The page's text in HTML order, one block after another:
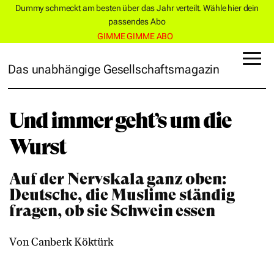
Dummy schmeckt am besten über das Jahr verteilt. Wähle hier dein
passendes Abo
GIMME GIMME ABO
Das unabhängige Gesellschaftsmagazin
Und immer geht’s um die
Wurst
Auf der Nervskala ganz oben:
Deutsche, die Muslime ständig
fragen, ob sie Schwein essen
Von Canberk Köktürk